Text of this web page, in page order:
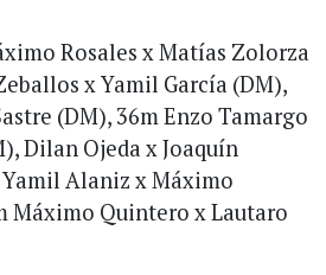
Rosales x Matías Zolorza
x Yamil García (DM),
(DM), 36m Enzo Tamargo
Dilan Ojeda x Joaquín
Yamil Alaniz x Máximo
Máximo Quintero x Lautaro